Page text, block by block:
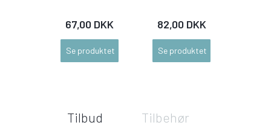
67,00 DKK
Se produktet
82,00 DKK
Se produktet
Tilbud Tilbehør